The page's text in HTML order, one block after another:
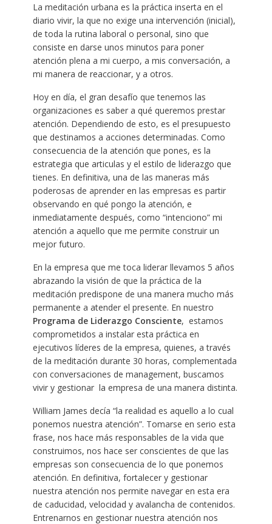
La meditación urbana es la práctica inserta en el
diario vivir, la que no exige una intervención (inicial),
de toda la rutina laboral o personal, sino que
consiste en darse unos minutos para poner
atención plena a mi cuerpo, a mis conversación, a
mi manera de reaccionar, y a otros.
Hoy en día, el gran desafío que tenemos las
organizaciones es saber a qué queremos prestar
atención. Dependiendo de esto, es el presupuesto
que destinamos a acciones determinadas. Como
consecuencia de la atención que pones, es la
estrategia que articulas y el estilo de liderazgo que
tienes. En definitiva, una de las maneras más
poderosas de aprender en las empresas es partir
observando en qué pongo la atención, e
inmediatamente después, como “intenciono” mi
atención a aquello que me permite construir un
mejor futuro.
En la empresa que me toca liderar llevamos 5 años
abrazando la visión de que la práctica de la
meditación predispone de una manera mucho más
permanente a atender el presente. En nuestro
Programa de Liderazgo Consciente, estamos
comprometidos a instalar esta práctica en
ejecutivos líderes de la empresa, quienes, a través
de la meditación durante 30 horas, complementada
con conversaciones de management, buscamos
vivir y gestionar la empresa de una manera distinta.
William James decía “la realidad es aquello a lo cual
ponemos nuestra atención”. Tomarse en serio esta
frase, nos hace más responsables de la vida que
construimos, nos hace ser conscientes de que las
empresas son consecuencia de lo que ponemos
atención. En definitiva, fortalecer y gestionar
nuestra atención nos permite navegar en esta era
de caducidad, velocidad y avalancha de contenidos.
Entrenarnos en gestionar nuestra atención nos